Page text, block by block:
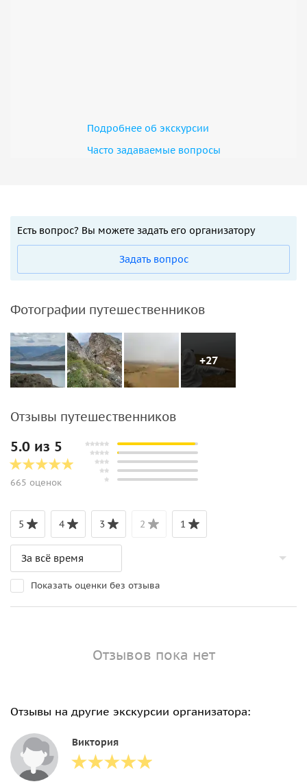
Подробнее об экскурсии
Часто задаваемые вопросы
Есть вопрос? Вы можете задать его организатору
Задать вопрос
Фотографии путешественников
+27
Отзывы путешественников
5.0 из 5
665 оценок
5 4 3 2 1
Показать оценки без отзыва
Отзывов пока нет
Отзывы на другие экскурсии организатора:
Виктория